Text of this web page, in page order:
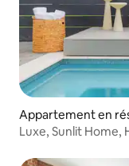
Appartement en
District
Luxe, Sunlit Home,